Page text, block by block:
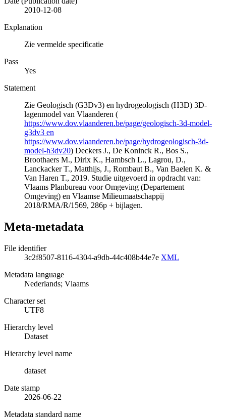
2010-12-08
Explanation
Zie vermelde specificatie
Pass
Yes
Statement
Zie Geologisch (G3Dv3) en hydrogeologisch (H3D) 3D-
lagenmodel van Vlaanderen (
https://www.dov.vlaanderen.be/page/geologisch-3d-model-
g3dv3 en
https://www.dov.vlaanderen.be/page/hydrogeologisch-3d-
model-h3dv20) Deckers J., De Koninck R., Bos S.,
Broothaers M., Dirix K., Hambsch L., Lagrou, D.,
Lanckacker T., Matthijs, J., Rombaut B., Van Baelen K. &
Van Haren T., 2019. Studie uitgevoerd in opdracht van:
Vlaams Planbureau voor Omgeving (Departement
Omgeving) en Vlaamse Milieumaatschappij
2018/RMA/R/1569, 286p + bijlagen.
Meta-metadata
File identifier
3c2f8507-8116-4304-a9db-44c408b44e7e XML
Metadata language
Nederlands; Vlaams
Character set
UTF8
Hierarchy level
Dataset
Hierarchy level name
dataset
Date stamp
2026-06-22
Metadata standard name